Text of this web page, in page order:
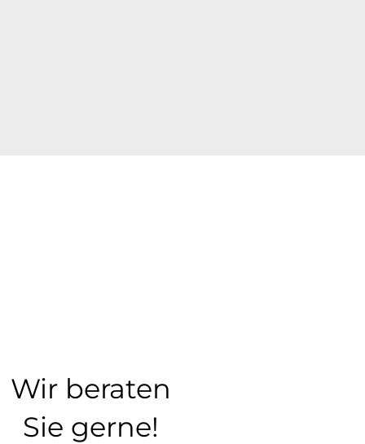
Wir beraten
Sie gerne!